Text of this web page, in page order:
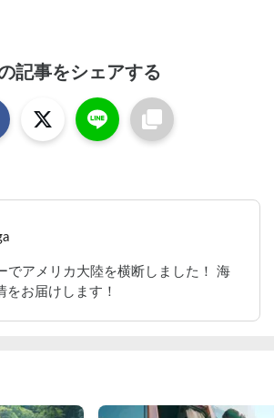
記事をシェアする
でアメリカ大陸を横断しました！ 海
をお届けします！